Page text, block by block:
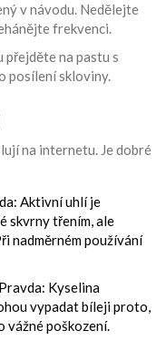
v návodu. Nedělejte
frekvenci.
přejděte na pastu s
posílení skloviny.
na internetu. Je dobré
Aktivní uhlí je
skvrny třením, ale
nadměrném používání
Pravda: Kyselina
vypadat bíleji proto,
vážné poškození.